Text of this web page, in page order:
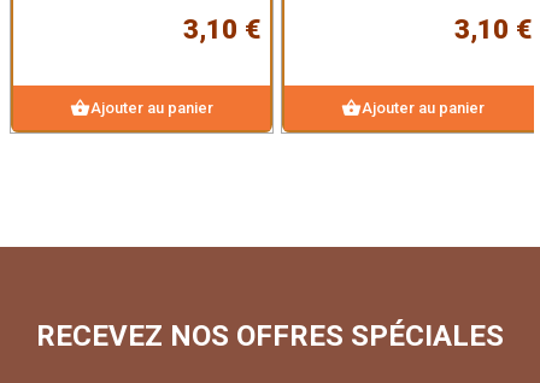
3,10 €
shopping_basketAjouter au panier
3,10 €
shopping_basketAjouter au panier
RECEVEZ NOS OFFRES SPÉCIALES